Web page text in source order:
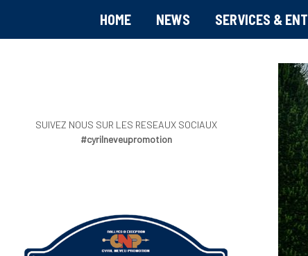
HOME NEWS SERVICES &
SUIVEZ NOUS SUR LES RESEAUX SOCIAUX
#cyrilneveupromotion